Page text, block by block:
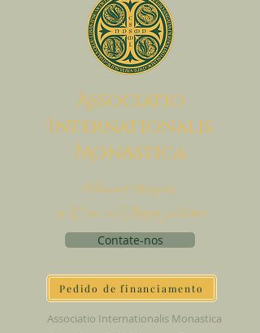
Associatio
Internationalis
MonAstica
Vamos trazer
o Céu à Terra juntos
Contate-nos
Pedido de financiamento
Associatio Internationalis Monastica